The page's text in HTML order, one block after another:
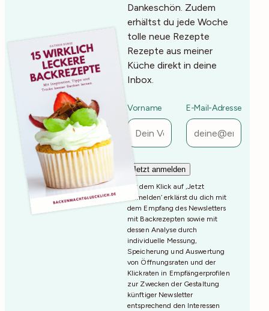
Dankeschön. Zudem
erhältst du jede Woche
tolle neue Rezepte
Rezepte aus meiner
Küche direkt in deine
Inbox.
Vorname E-Mail-Adresse
Mit dem Klick auf ‚Jetzt
Anmelden‘ erklärst du dich mit
dem Empfang des Newsletters
mit Backrezepten sowie mit
dessen Analyse durch
individuelle Messung,
Speicherung und Auswertung
von Öffnungsraten und der
Klickraten in Empfängerprofilen
zur Zwecken der Gestaltung
künftiger Newsletter
entsprechend den Interessen